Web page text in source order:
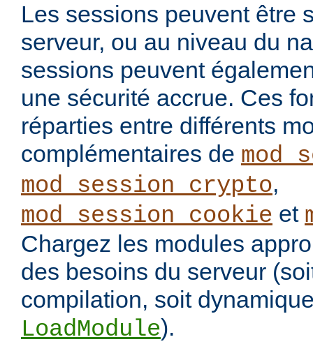
Les sessions peuvent être
serveur, ou au niveau du
sessions peuvent
une sécurité accrue. Ces
réparties entre différents
complémentaires de
mod_session_crypto,
mod_session_cookie et
Chargez les modules
des besoins du serveur
compilation, soit
LoadModule).